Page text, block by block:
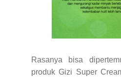
Rasanya bisa
produk Gizi Super